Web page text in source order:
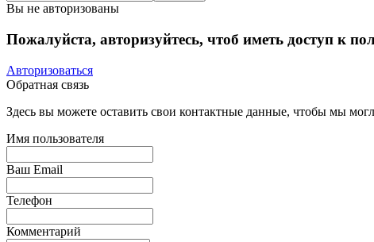
Вы не авторизованы
Пожалуйста, авторизуйтесь, чтоб иметь доступ к
Авторизоваться
Обратная связь
Здесь вы можете оставить свои контактные данные, чтобы мы
Имя пользователя
Ваш Email
Телефон
Комментарий